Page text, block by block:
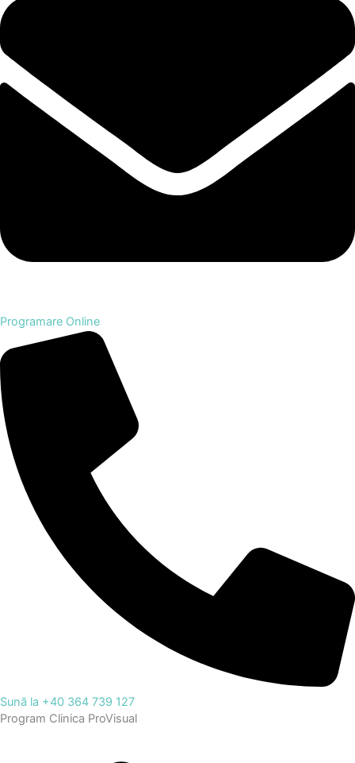
Programare Online
Sună la +40 364 739 127
Program Clinica ProVisual